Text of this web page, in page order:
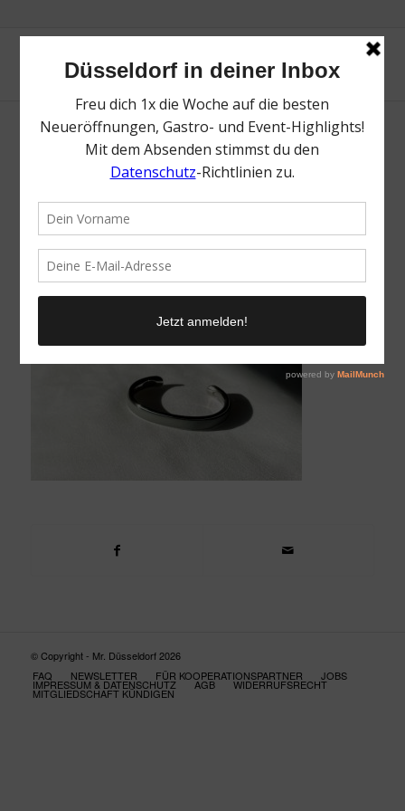
Nyyukin | Die Top Labels für Schmuck in
© Copyright - Mr. Düsseldorf 2026
FAQ
NEWSLETTER FÜR KOOPERATIONSPARTNER JOBS
IMPRESSUM & DATENSCHUTZ AGB WIDERRUFSRECHT
MITGLIEDSCHAFT KÜNDIGEN